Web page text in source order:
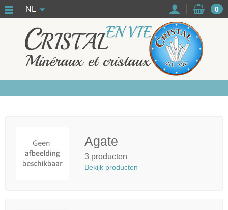
NL 0
Agate
3 producten
Bekijk producten